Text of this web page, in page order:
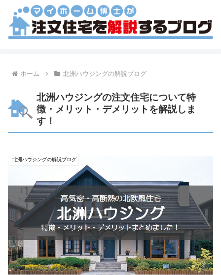
ホーム 北洲ハウジングの解説ブログ
北洲ハウジングの注文住宅について特
徴・メリット・デメリットを解説しま
す！
北洲ハウジングの解説ブログ